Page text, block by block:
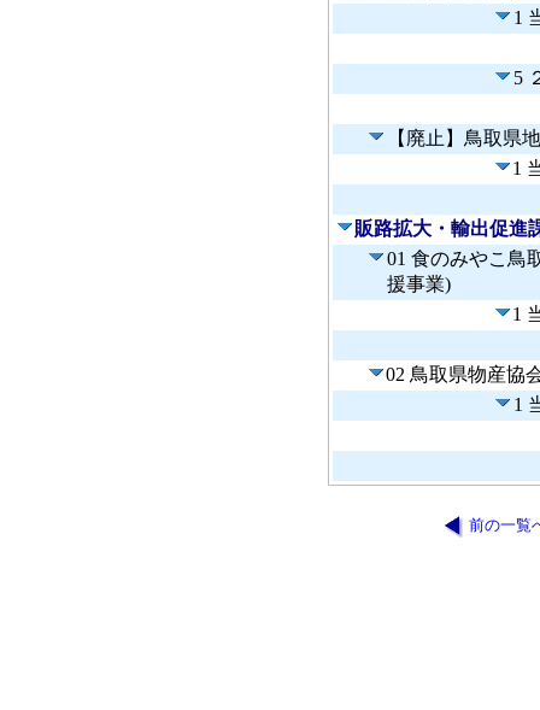
1
5
【廃止】鳥取県
1
販路拡大・輸出促進
01 食のみやこ鳥
援事業)
1
02 鳥取県物産協
1
前の一覧